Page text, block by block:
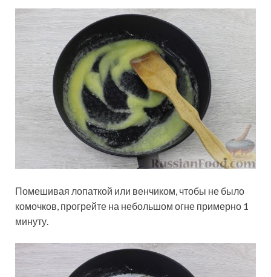
Помешивая лопаткой или венчиком, чтобы не было
комочков, прогрейте на небольшом огне примерно 1
минуту.